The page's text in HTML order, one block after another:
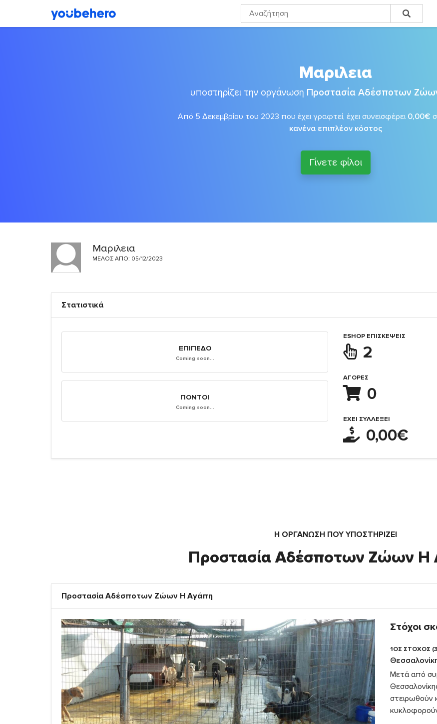
Μαριλεια
υποστηρίζει την οργάνωση Προστασία Αδέσποτων
Από 5 Δεκεμβρίου του 2023 που έχει γραφτεί, έχει συνεισφέρει 0,00€
κανένα επιπλέον κόστος
Γίνετε φίλοι
Μαριλεια
ΜΈΛΟΣ ΑΠΌ: 05/12/2023
Στατιστικά
ΕΠΊΠΕΔΟ
Coming soon...
ΠΌΝΤΟΙ
Coming soon...
ESHOP ΕΠΙΣΚΈΨΕΙΣ
2
ΑΓΟΡΈΣ
0
ΈΧΕΙ ΣΥΛΛΈΞΕΙ
0,00€
Η ΟΡΓΆΝΩΣΗ ΠΟΥ ΥΠΟΣΤΗΡΙΖΕΙ
Προστασία Αδέσποτων Ζώων Η
Προστασία Αδέσποτων Ζώων Η Αγάπη
Στόχοι
1ΟΣ ΣΤΟΧΟΣ
Μετά από
στειρωθούν